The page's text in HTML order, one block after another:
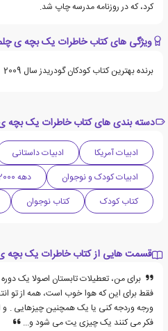
كرد، كه در روزنامه مدرسه چاپ شد.
ویژگی های کتاب خاطرات یک بچه ی
برنده بهترین کتاب کودکان گودریدز سال 2009
دسته بندی های کتاب خاطرات یک بچه ی
ادبیات آمریکا ادبیات داستانی
ادبیات کودک و نوجوان
دهه 2000 میلادی
کتاب کودک
کتاب نوجوان
قسمت هایی از کتاب خاطرات یک بچه
برای من، تعطیلات تابستان اصولا یک
فقط برای این که هوا خوب است، همه از تو
ورجه وردجه کنی یا یک همچنین چیزهایی . و
فکر می کنند یک چیزی یت می شود و...